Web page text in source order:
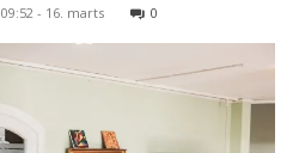
09:52 - 16. marts 0